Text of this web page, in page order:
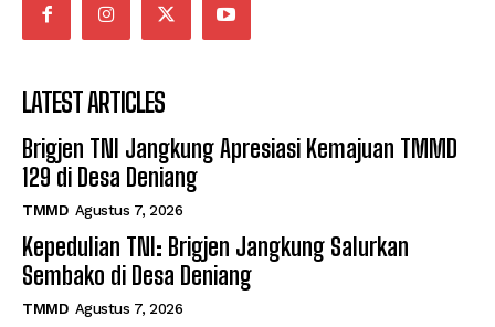
LATEST ARTICLES
Brigjen TNI Jangkung Apresiasi Kemajuan TMMD
129 di Desa Deniang
TMMD Agustus 7, 2026
Kepedulian TNI: Brigjen Jangkung Salurkan
Sembako di Desa Deniang
TMMD Agustus 7, 2026